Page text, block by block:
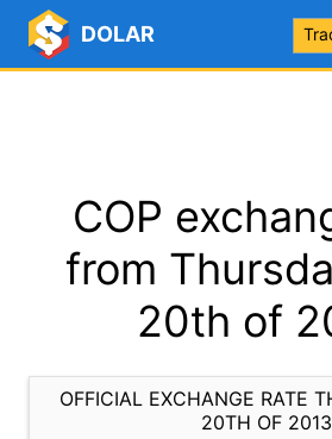
DOLAR
COP
from
20th of
OFFICIAL EXCHANGE RATE
20TH OF 2013